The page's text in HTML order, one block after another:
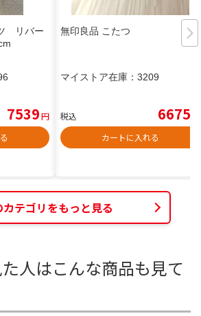
リバー
7539円
無印良品 こたつ
マイストア在庫： 3209
税込 6675
カートに入れる
カテゴリをもっと見る
人はこんな商品も見て